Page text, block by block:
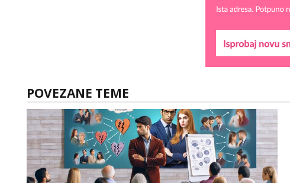
POVEZANE TEME